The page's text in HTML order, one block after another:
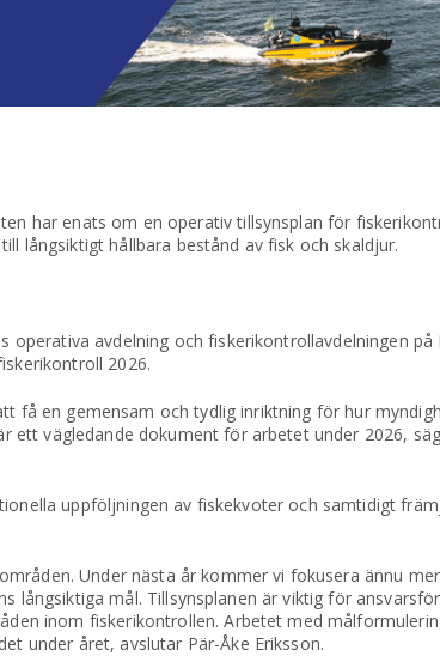
har enats om en operativ tillsynsplan för
långsiktigt hållbara bestånd av fisk och skaldjur.
operativa avdelning och fiskerikontrollavdelningen
2026.
få en gemensam och tydlig inriktning för hur
ett vägledande dokument för arbetet under 2026,
uppföljningen av fiskekvoter och samtidigt
Under nästa år kommer vi fokusera ännu
långsiktiga mål. Tillsynsplanen är viktig för
inom fiskerikontrollen. Arbetet med
under året, avslutar Pär-Åke Eriksson.